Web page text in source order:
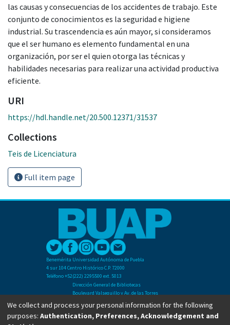
las causas y consecuencias de los accidentes de trabajo. Este
conjunto de conocimientos es la seguridad e higiene
industrial. Su trascendencia es aún mayor, si consideramos
que el ser humano es elemento fundamental en una
organización, por ser el quien otorga las técnicas y
habilidades necesarias para realizar una actividad productiva
eficiente.
URI
https://hdl.handle.net/20.500.12371/31537
Collections
Teis de Licenciatura
Full item page
Benemérita Universidad Autónoma de Puebla
4 sur 104 Centro Histórico C.P. 72000
Teléfono +52(222) 2295500 ext. 5013
Dirección General de Bibliotecas
Boulevard Valsequillo y Av. de las Torres
Ciudad Universitaria. Col. San Manuel
C.P. 72570
Teléfono +52 (222) 2295500 Ext 2901
We collect and process your personal information for the following
purposes: Authentication, Preferences, Acknowledgement and